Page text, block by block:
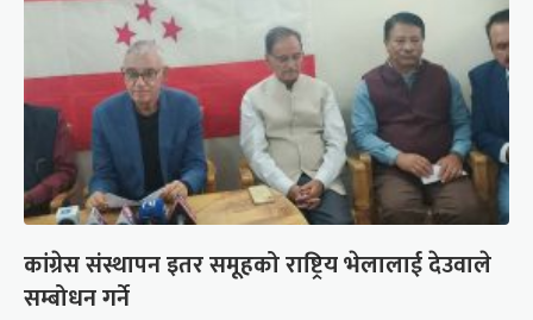
कांग्रेस संस्थापन इतर समूहको राष्ट्रिय भेलालाई देउवाले
सम्बोधन गर्ने